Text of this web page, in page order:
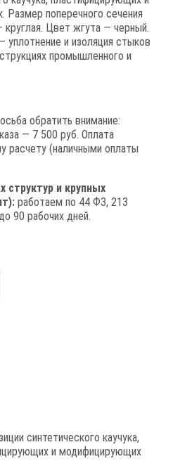
поперечного сечения
Цвет жгута — черный.
и изоляция стыков
промышленного и
обратить внимание:
— 7 500 руб. Оплата
расчету (наличными оплаты
структур и крупных
работаем по 44 ФЗ, 213
90 рабочих дней.
синтетического каучука,
и модифицирующих